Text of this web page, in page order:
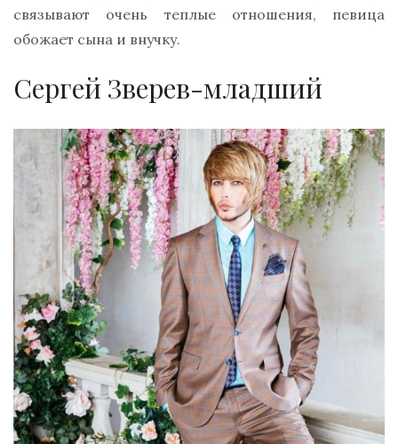
связывают очень теплые отношения, певица
обожает сына и внучку.
Сергей Зверев-младший